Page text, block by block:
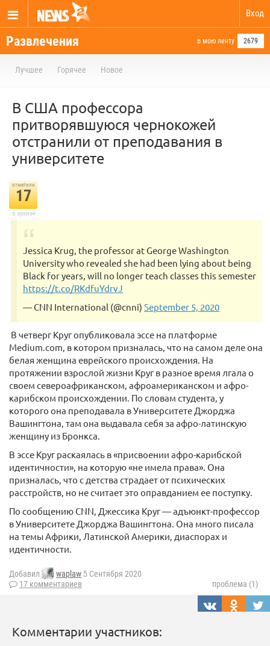
Вход
Развлечения в мою ленту 2679
Лучшее Горячее Новое
В США профессора
притворявшуюся чернокожей
отстранили от преподавания в
университете
отметили
17
в архиве
Jessica Krug, the professor at George Washington
University who revealed she had been lying about being
Black for years, will no longer teach classes this semester
https://t.co/RKdfuYdrvJ
— CNN International (@cnni) September 5, 2020
В четверг Круг опубликовала эссе на платформе
Medium.com, в котором призналась, что на самом деле она
белая женщина еврейского происхождения. На
протяжении взрослой жизни Круг в разное время лгала о
своем североафриканском, афроамериканском и афро-
карибском происхождении. По словам студента, у
которого она преподавала в Университете Джорджа
Вашингтона, там она выдавала себя за афро-латинскую
женщину из Бронкса.
В эссе Круг раскаялась в «присвоении афро-карибской
идентичности», на которую «не имела права». Она
призналась, что с детства страдает от психических
расстройств, но не считает это оправданием ее поступку.
По сообщению CNN, Джессика Круг — адъюнкт-профессор
в Университете Джорджа Вашингтона. Она много писала
на темы Африки, Латинской Америки, диаспорах и
идентичности.
Добавил waplaw 5 Сентября 2020
17 комментариев
проблема (1)
Комментарии участников: